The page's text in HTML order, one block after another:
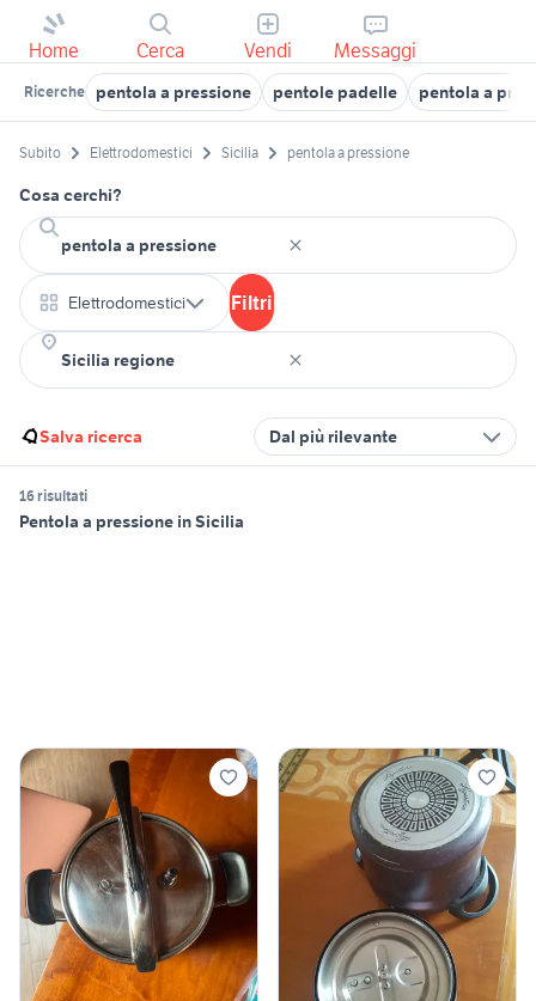
Home Cerca Vendi Messaggi
Ricerche pentola a pressione pentole padelle pentola a
Subito Elettrodomestici Sicilia pentola a pressione
Cosa cerchi?
Elettrodomestici Filtri
Salva ricerca Dal più rilevante
16 risultati
Pentola a pressione in Sicilia